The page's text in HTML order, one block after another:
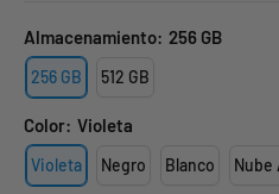
Almacenamiento: 256 GB
256 GB 512 GB
Color: Violeta
Violeta Negro Blanco Nube